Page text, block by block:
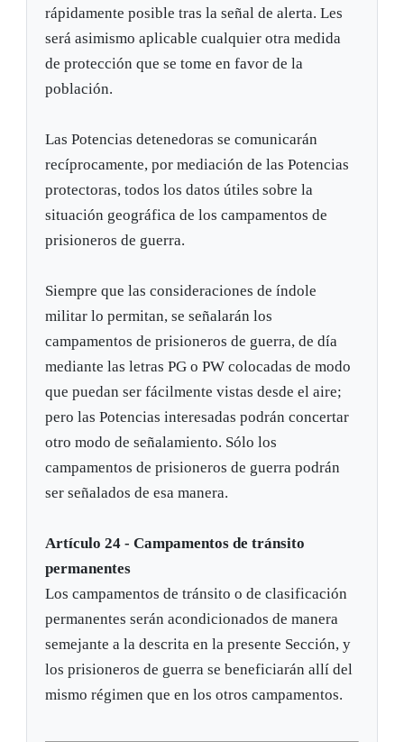
rápidamente posible tras la señal de alerta. Les
será asimismo aplicable cualquier otra medida
de protección que se tome en favor de la
población.
Las Potencias detenedoras se comunicarán
recíprocamente, por mediación de las Potencias
protectoras, todos los datos útiles sobre la
situación geográfica de los campamentos de
prisioneros de guerra.
Siempre que las consideraciones de índole
militar lo permitan, se señalarán los
campamentos de prisioneros de guerra, de día
mediante las letras PG o PW colocadas de modo
que puedan ser fácilmente vistas desde el aire;
pero las Potencias interesadas podrán concertar
otro modo de señalamiento. Sólo los
campamentos de prisioneros de guerra podrán
ser señalados de esa manera.
Artículo 24 - Campamentos de tránsito
permanentes
Los campamentos de tránsito o de clasificación
permanentes serán acondicionados de manera
semejante a la descrita en la presente Sección, y
los prisioneros de guerra se beneficiarán allí del
mismo régimen que en los otros campamentos.